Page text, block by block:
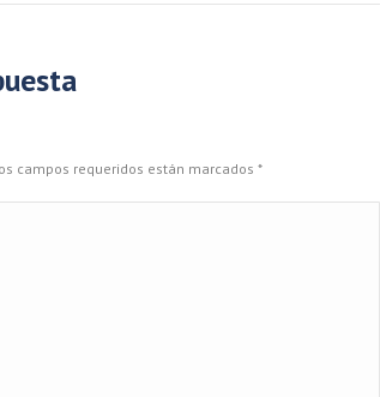
campos requeridos están marcados *